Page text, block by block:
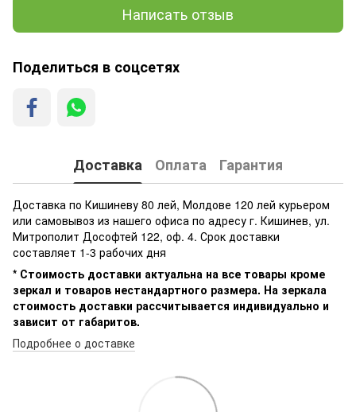
Написать отзыв
Поделиться в соцсетях
Доставка Оплата Гарантия
Доставка по Кишиневу 80 лей, Молдове 120 лей курьером
или самовывоз из нашего офиса по адресу г. Кишинев, ул.
Митрополит Дософтей 122, оф. 4. Срок доставки
составляет 1-3 рабочих дня
* Стоимость доставки актуальна на все товары кроме
зеркал и товаров нестандартного размера. На зеркала
стоимость доставки рассчитывается индивидуально и
зависит от габаритов.
Подробнее о доставке